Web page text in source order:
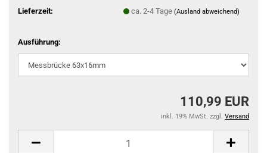
Lieferzeit:
ca. 2-4 Tage (Ausland abweichend)
Ausführung:
110,99 EUR
inkl. 19% MwSt. zzgl. Versand